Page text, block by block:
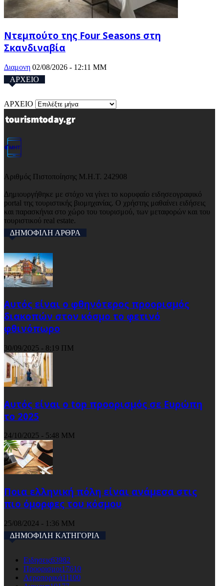
Ντεμπούτο της Four Seasons στη
Σκανδιναβία
Διαμονη 02/08/2026 - 12:11 ΜΜ
ΑΡΧΕΙΟ
ΑΡΧΕΙΟ
Αριθμός Πιστοποίησης Μ.Η.Τ. 242908
Δημιουργήθηκε με στόχο να γίνει το κορυφαίο ειδησεογραφικό
portal της τουριστικής βιομηχανίας. Ο χρήστης μαθαίνει ειδήσεις
και παρασκήνια στο χώρο του τουρισμού, των μεταφορών και του
τουριστικού real estate.
ΔΗΜΟΦΙΛΗ ΑΡΘΡΑ
Αυτός είναι ο φθηνότερος προορισμός
διακοπών στον κόσμο το φετινό
φθινόπωρο
30/09/2025 - 8:19 ΠΜ
Αυτός είναι ο top προορισμός σε Ευρώπη
το 2025
24/10/2025 - 5:48 ΜΜ
Ποια ελληνική πόλη είναι ανάμεσα στις
πιο όμορφες του κόσμου
25/08/2024 - 1:36 ΜΜ
ΔΗΜΟΦΙΛΗ ΚΑΤΗΓΟΡΙΑ
Ειδησεις63982
Προορισμοι17610
Αεροπορικά11100